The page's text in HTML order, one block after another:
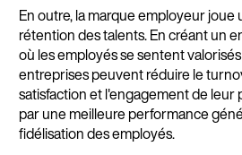
En outre, la marque employeur joue
rétention des talents. En créant un
où les employés se sentent
entreprises peuvent réduire le
satisfaction et l'engagement de leur
par une meilleure performance
fidélisation des employés.